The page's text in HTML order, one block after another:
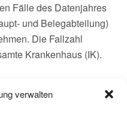
verwalten
Fälle des Datenjahres
und Belegabteilung)
Die Fallzahl
Krankenhaus (IK).
die gemäß § 21